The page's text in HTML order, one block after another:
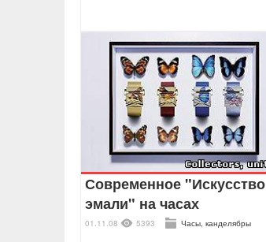
Современное "Искусство
эмали" на часах
01.11.08 5393 Часы, канделябры